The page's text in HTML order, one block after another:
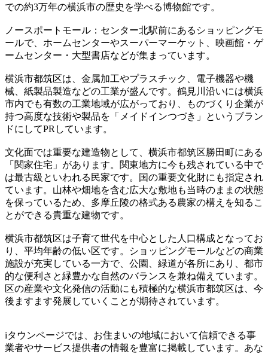
での約3万年の横浜市の歴史を学べる博物館です。
ノースポートモール：センター北駅前にあるショッピングモ
ールで、ホームセンターやスーパーマーケット、映画館・ゲ
ームセンター・大型書店などが集まっています。
横浜市都筑区は、金属加工やプラスチック、電子機器や機
械、紙製品製造などの工業が盛んです。鶴見川沿いには横浜
市内でも有数の工業地域が広がっており、ものづくり企業が
持つ高度な技術や製品を「メイドインつづき」というブラン
ドにしてPRしています。
文化面では重要な建造物として、横浜市都筑区勝⽥町にある
「関家住宅」があります。関東地方に今も残されている中で
は最古級といわれる民家です。国の重要文化財にも指定され
ています。山林や畑地を含む広大な敷地も当時のままの状態
を保っているため、多摩丘陵の格式ある農家の構えを知るこ
とができる貴重な建物です。
横浜市都筑区は子育て世代を中心とした人口構成となってお
り、平均年齢の低い区です。ショッピングモールなどの商業
施設が充実している一方で、公園、緑道が各所にあり、都市
的な便利さと緑豊かな自然のバランスを兼ね備えています。
区の産業や文化発信の活動にも積極的な横浜市都筑区は、今
後ますます発展していくことが期待されています。
iタウンページでは、お住まいの地域において信頼できる事
業者やサービス提供者の情報を豊富に掲載しています。あな